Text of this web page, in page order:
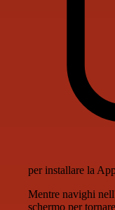
per installare la
Mentre navighi
schermo per